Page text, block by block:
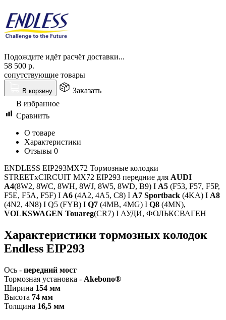
Подождите идёт расчёт доставки...
58 500 р.
сопутствующие товары
В корзину
Заказать
В избранное
Сравнить
О товаре
Характеристики
Отзывы 0
ENDLESS EIP293MX72 Тормозные колодки
STREETxCIRCUIT MX72 EIP293 передние для AUDI
A4(8W2, 8WC, 8WH, 8WJ, 8W5, 8WD, B9) I A5 (F53, F57, F5P,
F5E, F5A, F5F) I A6 (4A2, 4A5, C8) I A7 Sportback (4KA) I A8
(4N2, 4N8) I Q5 (FYB) I Q7 (4MB, 4MG) I Q8 (4MN),
VOLKSWAGEN Touareg(CR7) I АУДИ, ФОЛЬКСВАГЕН
Характеристики тормозных колодок
Endless EIP293
Ось - передний мост
Тормозная установка - Akebono®
Ширина 154 мм
Высота 74 мм
Толщина 16,5 мм